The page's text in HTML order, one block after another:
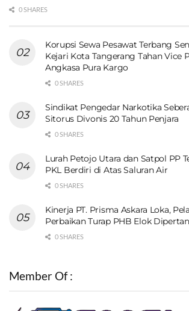
0 SHARES
Korupsi Sewa Pesawat Terbang
Kejari Kota Tangerang Tahan Vice
Angkasa Pura Kargo
0 SHARES
Sindikat Pengedar Narkotika
Sitorus Divonis 20 Tahun Penjara
0 SHARES
Lurah Petojo Utara dan Satpol PP
PKL Berdiri di Atas Saluran Air
0 SHARES
Kinerja PT. Prisma Askara Loka,
Perbaikan Turap PHB Elok
0 SHARES
Member Of :